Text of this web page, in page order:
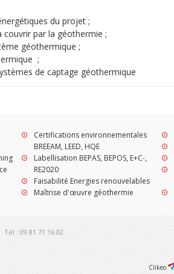
du projet ;
couvrir par la géothermie ;
géothermique ;
;
de captage géothermique
Certifications environnementales
BREEAM, LEED, HQE
Labellisation BEPAS, BEPOS, E+C-,
RE2020
Faisabilité Energies renouvelables
Maîtrise d'œuvre géothermie
Tél : 09 81 71 16 02
Clikeo